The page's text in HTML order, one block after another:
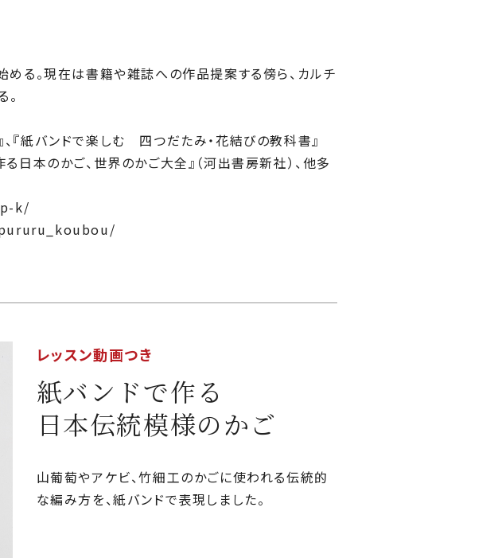
る。現在は書籍や雑誌への作品提案する傍ら、カルチ
『紙バンドで楽しむ 四つだたみ・花結びの教科書』
る日本のかご、世界のかご大全』（河出書房新社）、他多
k/
レッスン動画つき
紙バンドで作る
日本伝統模様のかご
山葡萄やアケビ、竹細工のかごに使われる伝統的
な編み方を、紙バンドで表現しました。